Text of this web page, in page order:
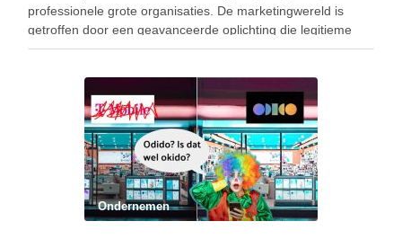
professionele grote organisaties. De marketingwereld is
getroffen door een geavanceerde oplichting die legitieme
zakelijke voorstellen van een internationaal bedrijf nabootst.
Ondernemen